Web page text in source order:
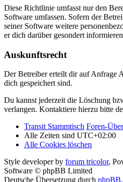
Diese Richtlinie umfasst nur den
Software umfassen. Sofern der
seiner Software weitere
er dich darüber gesondert
Auskunftsrecht
Der Betreiber erteilt dir auf Anfrage
dich gespeichert sind.
Du kannst jederzeit die Löschung
verlangen. Kontaktiere hierzu bitte
Transit Stammtisch Foren-
Alle Zeiten sind UTC+02:00
Alle Cookies löschen
Style developer by forum tricolor,
Software © phpBB Limited
Deutsche Übersetzung durch